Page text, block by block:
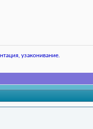
узаконивание.